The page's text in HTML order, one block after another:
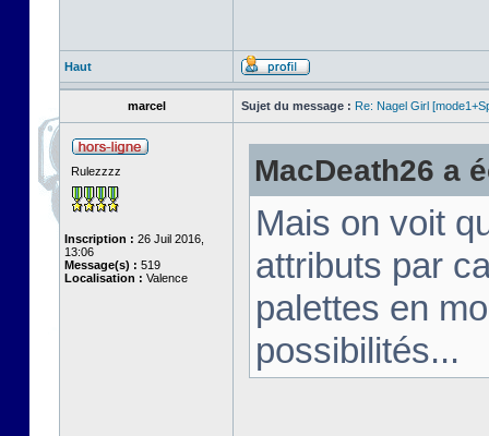
Haut
marcel Sujet du message : Re: Nagel Girl
Rulezzzz
Inscription : 26 Juil 2016,
13:06
Message(s) : 519
Localisation : Valence
MacDeath26 a
Mais on voit
attributs par
palettes en
possibilités...